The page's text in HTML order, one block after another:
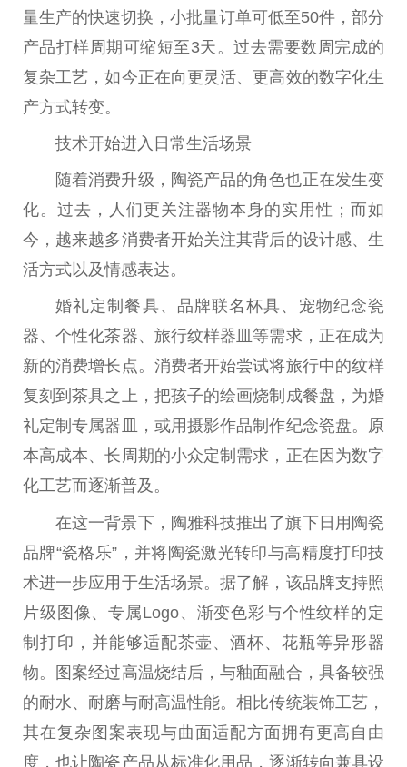
量生产的快速切换，小批量订单可低至50件，部分
产品打样周期可缩短至3天。过去需要数周完成的
复杂工艺，如今正在向更灵活、更高效的数字化生
产方式转变。
技术开始进入日常生活场景
随着消费升级，陶瓷产品的角色也正在发生变
化。过去，人们更关注器物本身的实用性；而如
今，越来越多消费者开始关注其背后的设计感、生
活方式以及情感表达。
婚礼定制餐具、品牌联名杯具、宠物纪念瓷
器、个性化茶器、旅行纹样器皿等需求，正在成为
新的消费增长点。消费者开始尝试将旅行中的纹样
复刻到茶具之上，把孩子的绘画烧制成餐盘，为婚
礼定制专属器皿，或用摄影作品制作纪念瓷盘。原
本高成本、长周期的小众定制需求，正在因为数字
化工艺而逐渐普及。
在这一背景下，陶雅科技推出了旗下日用陶瓷
品牌“瓷格乐”，并将陶瓷激光转印与高精度打印技
术进一步应用于生活场景。据了解，该品牌支持照
片级图像、专属Logo、渐变色彩与个性纹样的定
制打印，并能够适配茶壶、酒杯、花瓶等异形器
物。图案经过高温烧结后，与釉面融合，具备较强
的耐水、耐磨与耐高温性能。相比传统装饰工艺，
其在复杂图案表现与曲面适配方面拥有更高自由
度，也让陶瓷产品从标准化用品，逐渐转向兼具设